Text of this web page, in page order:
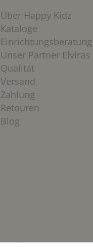
Über Happy Kidz
Kataloge
Einrichtungsberatung
Unser Partner Elviras
Qualität
Versand
Zahlung
Retouren
Blog